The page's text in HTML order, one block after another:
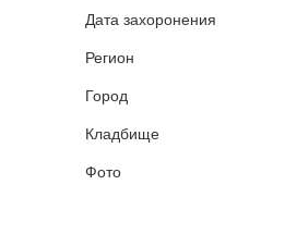
Дата захоронения
Регион
Город
Кладбище
Фото